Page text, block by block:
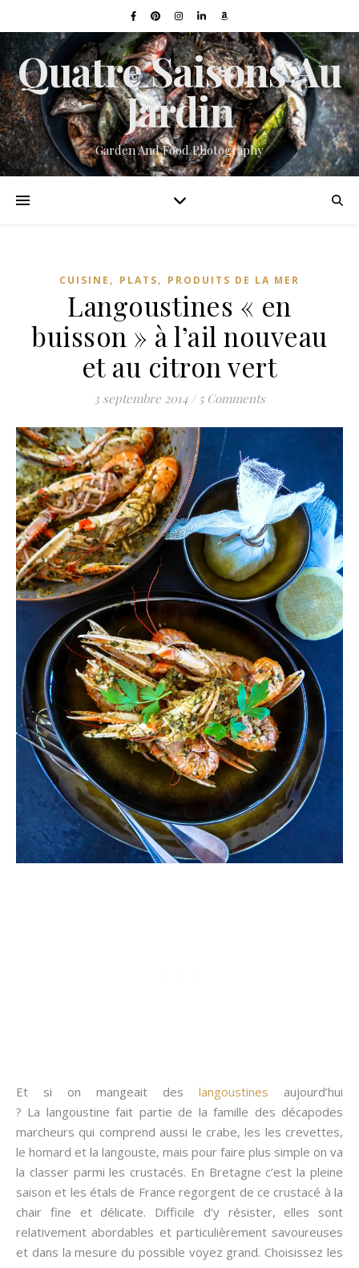
Quatre Saisons Au
Jardin
Garden And Food Photography
CUISINE , PLATS, PRODUITS DE LA MER
Langoustines « en
buisson » à l’ail nouveau
et au citron vert
3 septembre 2014 / 5 Comments
Et si on mangeait des langoustines aujourd’hui
? La langoustine fait partie de la famille des décapodes
marcheurs qui comprend aussi le crabe, les les crevettes,
le homard et la langouste, mais pour faire plus simple on va
la classer parmi les crustacés. En Bretagne c’est la pleine
saison et les étals de France regorgent de ce crustacé à la
chair fine et délicate. Difficile d’y résister, elles sont
relativement abordables et particulièrement savoureuses
et dans la mesure du possible voyez grand. Choisissez les